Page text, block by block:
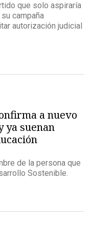
que solo aspiraría
campaña
autorización judicial
a nuevo
ya suenan
de la persona que
Sostenible.